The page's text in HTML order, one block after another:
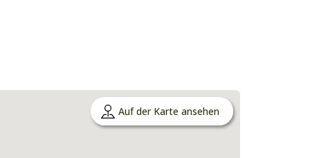
Auf der Karte ansehen